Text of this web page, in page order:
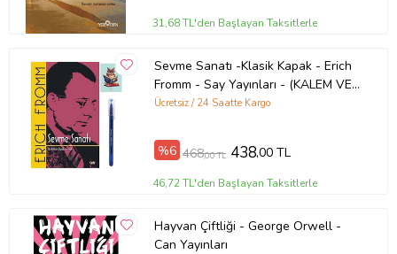
31,68 TL'den Başlayan Taksitlerle
Sevme Sanatı -Klasik Kapak - Erich
Fromm - Say Yayınları - (KALEM VE
NOT DEFTERLİ) (Renksiz)
Ücretsiz / 24 Saatte Kargo
%6 468,00 TL 438,00 TL
46,72 TL'den Başlayan Taksitlerle
Hayvan Çiftliği - George Orwell -
Can Yayınları